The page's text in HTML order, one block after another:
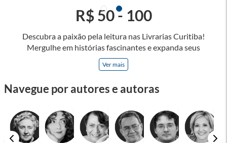
Descubra a paixão pela leitura nas Livrarias Curitiba!
Mergulhe em histórias fascinantes e expanda seus
horizontes, onde cada página é uma porta para novos
universos e perspectivas. Ler nos permite viajar sem sair do
e tenha a oportunidade de alcançar o seu crescimento
passe um tempo no mundo da imaginação! A leitura
transforma vidas e estamos aqui para ajudar a transformar a
sua! Tenha certeza, temos o livro perfeito para você!
Ver mais
R$ 50 - 100
Navegue por autores e autoras